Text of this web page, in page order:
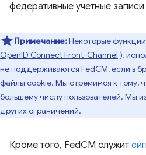
федеративные учетные записи
Примечание:Некоторые
OpenID Connect Front-Channel ),
не поддерживаются FedCM, если в
файлы cookie. Мы стремимся к тому,
большему числу пользователей. Мы
других ограничений.
Кроме того, FedCM служит